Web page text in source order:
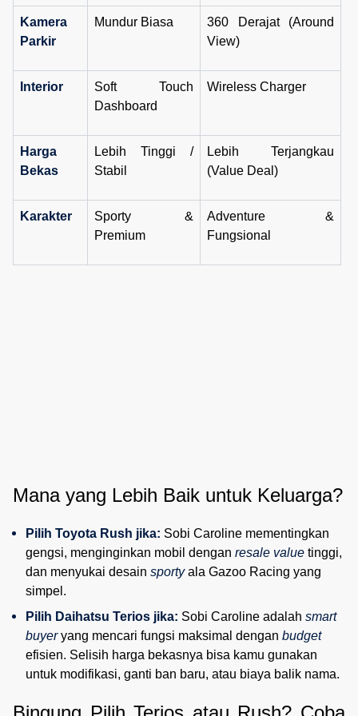
Kamera
Parkir
Mundur Biasa
360 Derajat (Around
View)
Interior
Soft Touch
Dashboard
Wireless Charger
Harga
Bekas
Lebih Tinggi /
Stabil
Lebih Terjangkau
(Value Deal)
Karakter
Sporty &
Premium
Adventure &
Fungsional
Mana yang Lebih Baik untuk Keluarga?
Pilih Toyota Rush jika: Sobi Caroline mementingkan
gengsi, menginginkan mobil dengan resale value tinggi,
dan menyukai desain sporty ala Gazoo Racing yang
simpel.
Pilih Daihatsu Terios jika: Sobi Caroline adalah smart
buyer yang mencari fungsi maksimal dengan budget
efisien. Selisih harga bekasnya bisa kamu gunakan
untuk modifikasi, ganti ban baru, atau biaya balik nama.